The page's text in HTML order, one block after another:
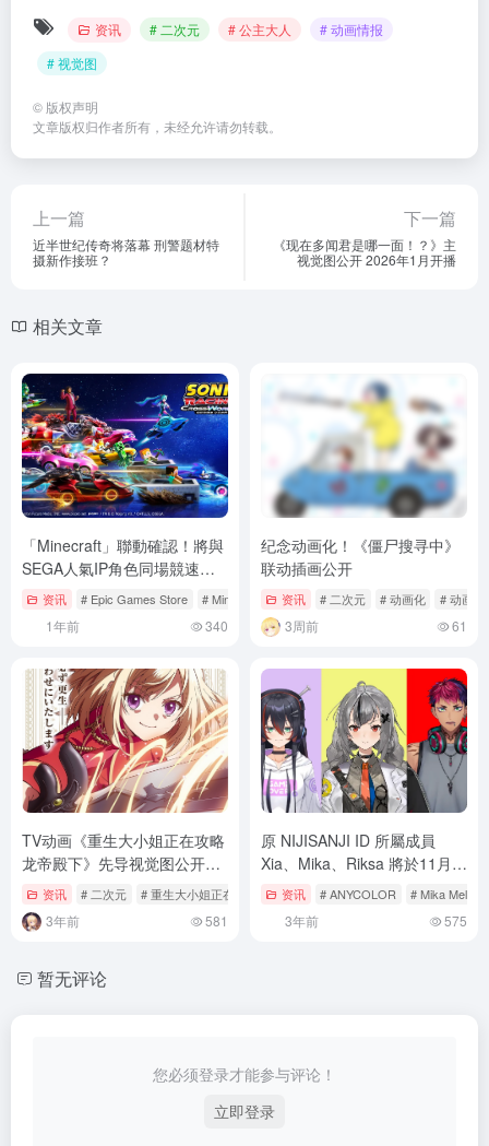
资讯 # 二次元 # 公主大人
# 动画情报
# 视觉图
© 版权声明
文章版权归作者所有，未经允许请勿转载。
上一篇
近半世纪传奇将落幕 刑警题材特
摄新作接班？
下一篇
《现在多闻君是哪一面！？》主
视觉图公开 2026年1月开播
相关文章
「Minecraft」聯動確認！將與
SEGA人氣IP角色同場競速
《索尼克賽車 交叉世界》
资讯 # Epic Games Store # Minecraft # Nintendo Switch
1年前 340
纪念动画化！《僵尸搜寻中》
联动插画公开
资讯 # 二次元 # 动画化 # 动画情
3周前 61
TV动画《重生大小姐正在攻略
龙帝殿下》先导视觉图公开，
2024年播出
资讯 # 二次元 # 重生大小姐正在攻略龙帝殿下
3年前 581
原 NIJISANJI ID 所屬成員
Xia、Mika、Riksa 將於11月至
明年1月期間依序畢業
资讯 # ANYCOLOR # Mika
3年前 575
暂无评论
您必须登录才能参与评论！
立即登录